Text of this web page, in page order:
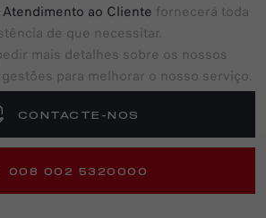
ao Cliente fornecerá toda
de que necessitar.
mais detalhes sobre os nossos
para melhorar o nosso serviço.
CONTACTE-NOS
008 002 5320000